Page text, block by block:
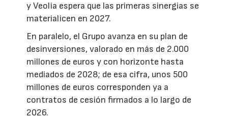
y Veolia espera que las primeras sinergias se
materialicen en 2027.
En paralelo, el Grupo avanza en su plan de
desinversiones, valorado en más de 2.000
millones de euros y con horizonte hasta
mediados de 2028; de esa cifra, unos 500
millones de euros corresponden ya a
contratos de cesión firmados a lo largo de
2026.